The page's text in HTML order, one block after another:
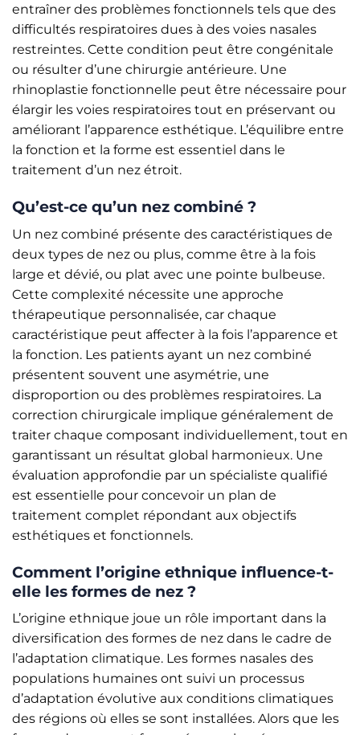
entraîner des problèmes fonctionnels tels que des
difficultés respiratoires dues à des voies nasales
restreintes. Cette condition peut être congénitale
ou résulter d’une chirurgie antérieure. Une
rhinoplastie fonctionnelle peut être nécessaire pour
élargir les voies respiratoires tout en préservant ou
améliorant l’apparence esthétique. L’équilibre entre
la fonction et la forme est essentiel dans le
traitement d’un nez étroit.
Qu’est-ce qu’un nez combiné ?
Un nez combiné présente des caractéristiques de
deux types de nez ou plus, comme être à la fois
large et dévié, ou plat avec une pointe bulbeuse.
Cette complexité nécessite une approche
thérapeutique personnalisée, car chaque
caractéristique peut affecter à la fois l’apparence et
la fonction. Les patients ayant un nez combiné
présentent souvent une asymétrie, une
disproportion ou des problèmes respiratoires. La
correction chirurgicale implique généralement de
traiter chaque composant individuellement, tout en
garantissant un résultat global harmonieux. Une
évaluation approfondie par un spécialiste qualifié
est essentielle pour concevoir un plan de
traitement complet répondant aux objectifs
esthétiques et fonctionnels.
Comment l’origine ethnique influence-t-
elle les formes de nez ?
L’origine ethnique joue un rôle important dans la
diversification des formes de nez dans le cadre de
l’adaptation climatique. Les formes nasales des
populations humaines ont suivi un processus
d’adaptation évolutive aux conditions climatiques
des régions où elles se sont installées. Alors que les